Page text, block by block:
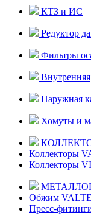
КТЗ и ИС
Редуктор
Фильтры
Внутренняя
Наружная
Хомуты и
Коллекторы
Коллекторы
Обжим
Пресс-